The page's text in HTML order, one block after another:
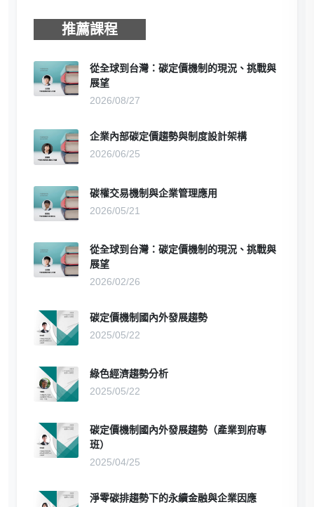
推薦課程
從全球到台灣：碳定價機制的現況、挑戰與
展望
2026/08/27
企業內部碳定價趨勢與制度設計架構
2026/06/25
碳權交易機制與企業管理應用
2026/05/21
從全球到台灣：碳定價機制的現況、挑戰與
展望
2026/02/26
碳定價機制國內外發展趨勢
2025/05/22
綠色經濟趨勢分析
2025/05/22
碳定價機制國內外發展趨勢（產業到府專
班）
2025/04/25
淨零碳排趨勢下的永續金融與企業因應